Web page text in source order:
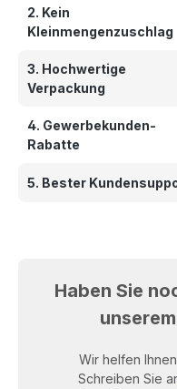
2. Kein
Kleinmengenzuschlag
3. Hochwertige
Verpackung
4. Gewerbekunden-
Rabatte
5. Bester
Haben Sie
Wir helfen
Schreiben Sie